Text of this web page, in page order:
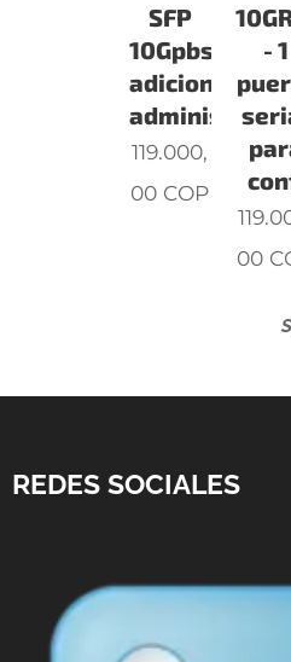
SFP
10Gpbs
adicionales
administr
119.000,
00 COP
- 1
00
REDES SOCIALES